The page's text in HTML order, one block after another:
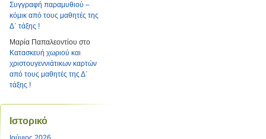
Συγγραφή παραμυθιού –
κόμικ από τους μαθητές της
Δ΄ τάξης !
Μαρία Παπαλεοντίου στο
Κατασκευή χωριού και
χριστουγεννιάτικων καρτών
από τους μαθητές της Δ΄
τάξης !
Ιστορικό